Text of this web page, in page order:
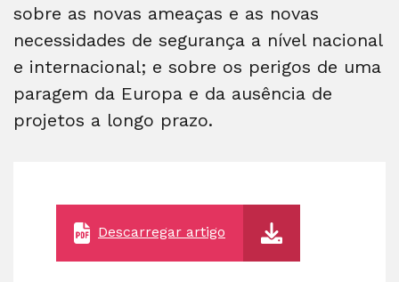
sobre as novas ameaças e as novas
necessidades de segurança a nível nacional
e internacional; e sobre os perigos de uma
paragem da Europa e da ausência de
projetos a longo prazo.
Descarregar artigo